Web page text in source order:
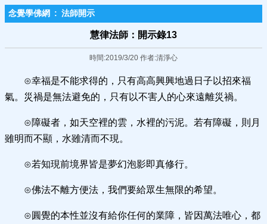
念覺學佛網 : 法師開示
慧律法師：開示錄13
時間:2019/3/20 作者:清淨心
⊙幸福是不能求得的，只有高高興興地過日子以招來福
氣。災禍是無法避免的，只有以不害人的心來遠離災禍。
⊙障礙者，如天空裡的雲，水裡的污泥。若有障礙，則月
雖明而不顯，水雖清而不現。
⊙若知現前境界皆是夢幻泡影即真修行。
⊙佛法不離方便法，我們要給眾生無限的希望。
⊙圓覺的本性並沒有給你任何的業障，皆因萬法唯心，都